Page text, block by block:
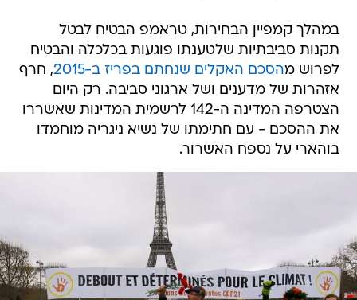
במהלך קמפיין הבחירות, טראמפ הבטיח לבטל
תקנות סביבתיות שלטענתו פוגעות בכלכלה והבטיח
לפרוש מהסכם האקלים שנחתם בפריז ב-2015
, חרף
אזהרות של מדענים ושל ארגוני סביבה. רק היום
הצטרפה המדינה ה-142 לרשמית המדינות שאשררו
את ההסכם - עם חתימתו של נשיא ניגריה מוחמדו
בוהארי על נספח האשרור.